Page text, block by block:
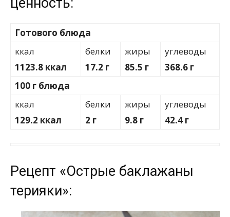
Готового блюда
ккал
1123.8 ккал
белки
17.2 г
жиры
85.5 г
углеводы
368.6 г
100 г блюда
ккал
129.2 ккал
белки
2 г
жиры
9.8 г
углеводы
42.4 г
Рецепт «Острые баклажаны
терияки»: